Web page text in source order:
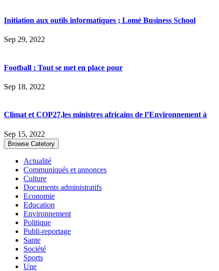
Initiation aux outils informatiques ; Lomé Business School
Sep 29, 2022
Football : Tout se met en place pour
Sep 18, 2022
Climat et COP27,les ministres africains de l’Environnement à
Sep 15, 2022
Browse Catetory
Actualité
Communiqués et annonces
Culture
Documents administratifs
Economie
Education
Environnement
Politique
Publi-reportage
Sante
Société
Sports
Une